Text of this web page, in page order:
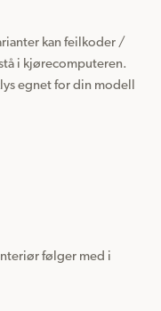
kan feilkoder /
i kjørecomputeren.
egnet for din modell
følger med i